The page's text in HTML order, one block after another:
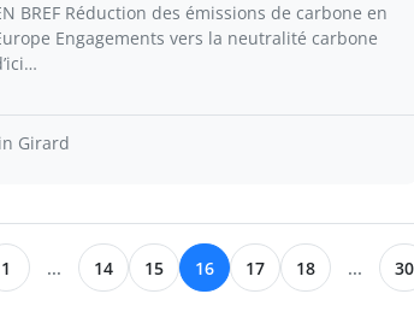
BREF Réduction des émissions de carbone en
Engagements vers la neutralité carbone
Girard
1 ... 14 15 16 17 18 ... 30